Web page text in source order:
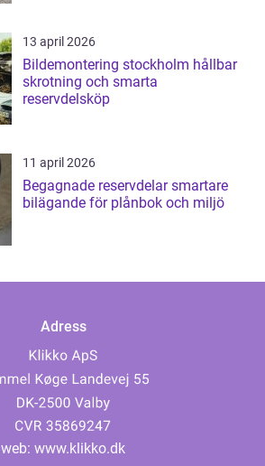
13 april 2026
Bildemontering stockholm hållbar
skrotning och smarta
reservdelsköp
11 april 2026
Begagnade reservdelar smartare
bilägande för plånbok och miljö
Adress
web: www.klikko.dk